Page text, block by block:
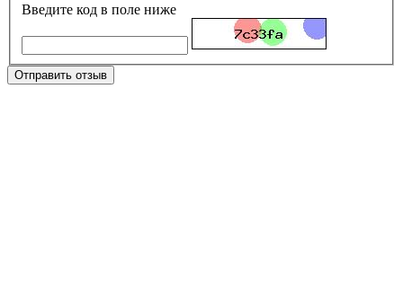
Введите код в поле ниже
Отправить отзыв